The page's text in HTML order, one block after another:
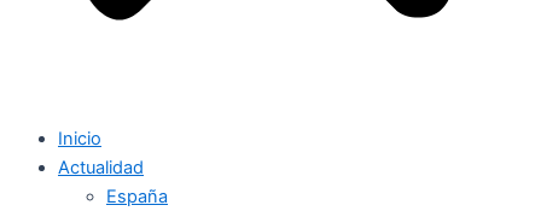
Inicio
Actualidad
España